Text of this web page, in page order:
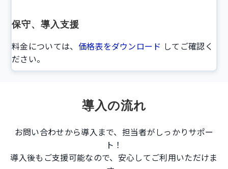
保守、導入支援
料金については、 価格表をダウンロード してご確認く
ださい。
導入の流れ
お問い合わせから導入まで、担当者がしっかりサポー
ト！
導入後もご支援可能なので、安心してご利用いただけま